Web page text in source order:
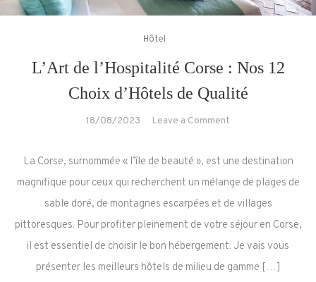
Hôtel
L’Art de l’Hospitalité Corse : Nos 12
Choix d’Hôtels de Qualité
18/08/2023 Leave a Comment
Corse
:
Nos
12
La Corse, surnommée « l’île de beauté », est une destination
magnifique pour ceux qui recherchent un mélange de plages de
sable doré, de montagnes escarpées et de villages
pittoresques. Pour profiter pleinement de votre séjour en Corse,
il est essentiel de choisir le bon hébergement. Je vais vous
présenter les meilleurs hôtels de milieu de gamme […]